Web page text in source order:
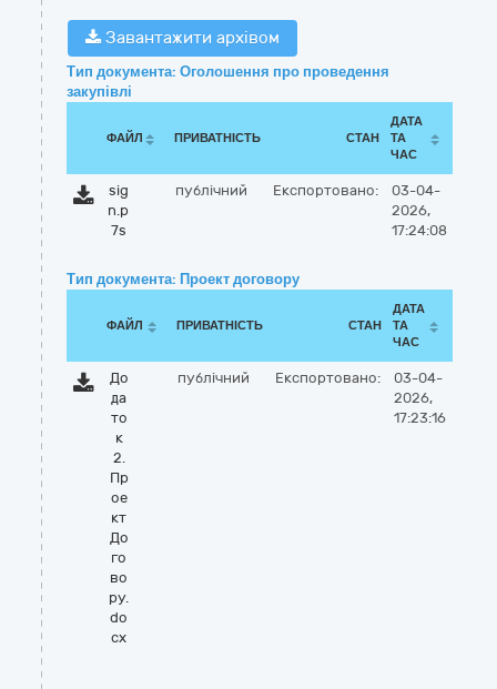
Завантажити архівом
Тип документа: Оголошення про проведення
закупівлі
ФАЙЛ ПРИВАТНІСТЬ СТАН
ДАТА
ТА
ЧАС
sig
n.p
7s
публічний Експортовано:
03-04-
2026,
17:24:08
Тип документа: Проект договору
ФАЙЛ ПРИВАТНІСТЬ СТАН
ДАТА
ТА
ЧАС
До
да
то
к
2.
Пр
ое
кт
До
го
во
ру.
do
cx
публічний Експортовано:
03-04-
2026,
17:23:16